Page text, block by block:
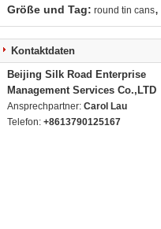
Größe und Tag: round tin cans,
Kontaktdaten
Beijing Silk Road Enterprise
Management Services Co.,LTD
Ansprechpartner: Carol Lau
Telefon: +8613790125167